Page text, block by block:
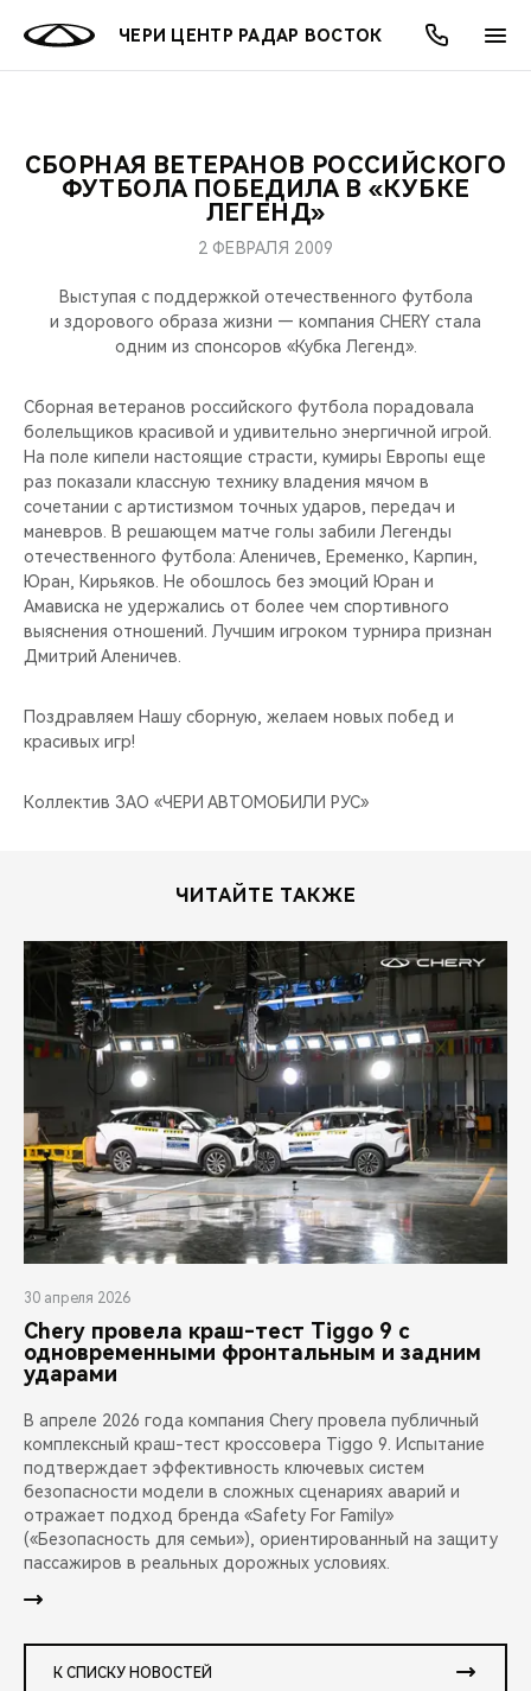
ЧЕРИ ЦЕНТР РАДАР ВОСТОК
МОДЕЛИ
КРОССОВЕРЫ
НОВИНКИ
ПОКУПАТЕЛЯМ
КРЕДИТ И СТРАХОВАНИЕ
ВЛАДЕЛЬЦАМ
ЗАПЧАСТИ И АКСЕССУАРЫ
ПОДДЕРЖКА
CHERY CONNECT
МИР CHERY
О БРЕНДЕ
CHERY В СОЦСЕТЯХ
ЛЮДИ CHERY
CHERY REMOTE
CHERY И СПОРТ
НАШИ МЕРОПРИЯТИЯ
ВИДЕООБЗОРЫ
АКЦИИ
ОНЛАЙН СЕРВИСЫ
КРЕДИТ
О КОМПАНИИ
МЫ В СОЦСЕТЯХ
СБОРНАЯ ВЕТЕРАНОВ РОССИЙСКОГО
ФУТБОЛА ПОБЕДИЛА В «КУБКЕ
ЛЕГЕНД»
2 ФЕВРАЛЯ 2009
Выступая с поддержкой отечественного футбола
и здорового образа жизни — компания CHERY стала
одним из спонсоров «Кубка Легенд».
Сборная ветеранов российского футбола порадовала
болельщиков красивой и удивительно энергичной игрой.
На поле кипели настоящие страсти, кумиры Европы еще
раз показали классную технику владения мячом в
сочетании с артистизмом точных ударов, передач и
маневров. В решающем матче голы забили Легенды
отечественного футбола: Аленичев, Еременко, Карпин,
Юран, Кирьяков. Не обошлось без эмоций Юран и
Амависка не удержались от более чем спортивного
выяснения отношений. Лучшим игроком турнира признан
Дмитрий Аленичев.
Поздравляем Нашу сборную, желаем новых побед и
красивых игр!
Коллектив ЗАО «ЧЕРИ АВТОМОБИЛИ РУС»
ЧИТАЙТЕ ТАКЖЕ
30 апреля 2026
Chery провела краш-тест Tiggo 9 с
одновременными фронтальным и задним
ударами
В апреле 2026 года компания Chery провела публичный
комплексный краш-тест кроссовера Tiggo 9. Испытание
подтверждает эффективность ключевых систем
безопасности модели в сложных сценариях аварий и
отражает подход бренда «Safety For Family»
(«Безопасность для семьи»), ориентированный на защиту
пассажиров в реальных дорожных условиях.
К СПИСКУ НОВОСТЕЙ